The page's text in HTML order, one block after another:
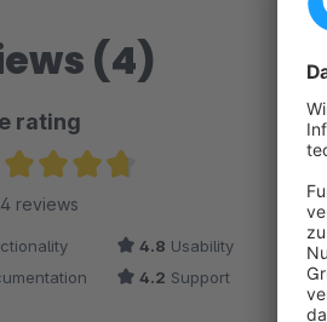
(4)
rating
rating of 4.63 out of 5 stars
reviews
4.8 Usability
4.2 Support